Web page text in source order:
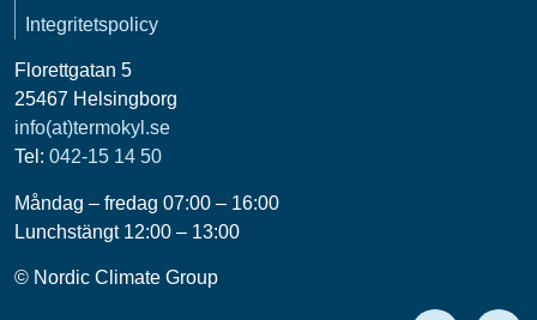
Integritetspolicy
Florettgatan 5
25467 Helsingborg
info(at)termokyl.se
Tel: 042-15 14 50
Måndag – fredag 07:00 – 16:00
Lunchstängt 12:00 – 13:00
© Nordic Climate Group